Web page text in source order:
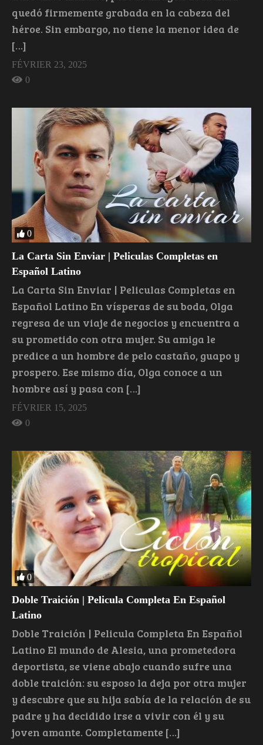
quedó firmemente grabada en la cabeza del
héroe. Sin embargo, no tiene la menor idea de
[…]
FÉVRIER 23, 2025
0
0
La Carta Sin Enviar | Peliculas Completas en
Español Latino
La Carta Sin Enviar | Peliculas Completas en
Español Latino En vísperas de su boda, Olga
regresa de un viaje de negocios y encuentra a
su prometido con otra mujer. Su amiga le
predice a un hombre de pelo castaño, guapo y
prospero. Ese mismo día, Olga conoce a un
hombre así y pasa con […]
FÉVRIER 15, 2025
0
0
Doble Traición | Pelicula Completa En Español
Latino
Doble Traición | Pelicula Completa En Español
Latino El mundo de Alesia, una prometedora
deportista, se viene abajo cuando sufre una
doble traición: su esposo la deja por otra mujer
y descubre que su hija sabía de la relación de su
padre y ha decidido irse a vivir con él y su
joven amante. Completamente […]